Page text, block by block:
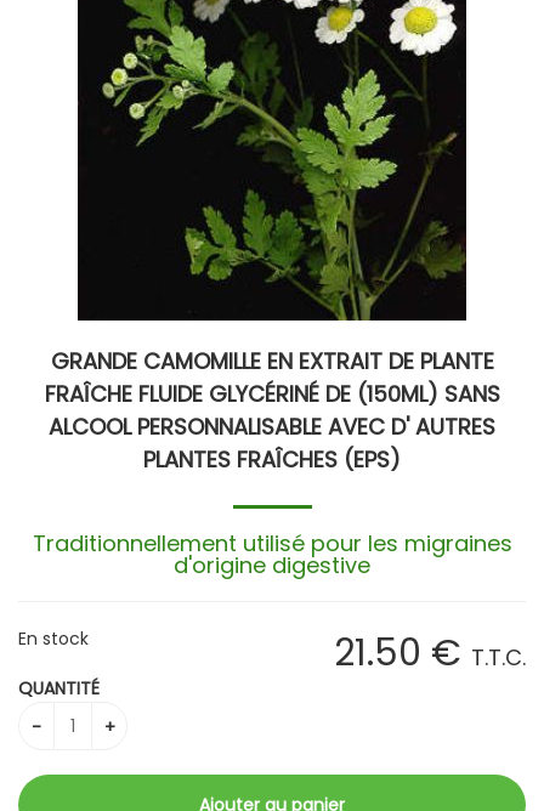
GRANDE CAMOMILLE EN EXTRAIT DE PLANTE
FRAÎCHE FLUIDE GLYCÉRINÉ DE (150ML) SANS
ALCOOL PERSONNALISABLE AVEC D' AUTRES
PLANTES FRAÎCHES (EPS)
Traditionnellement utilisé pour les migraines
d'origine digestive
21.50 € T.T.C.
En stock
QUANTITÉ